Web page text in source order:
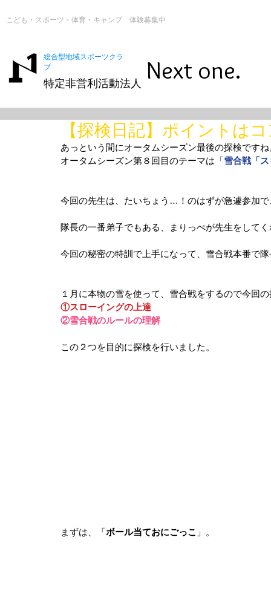
こども・スポーツ・体育・キャンプ 体験募集中
総合型地域スポーツクラ
ブ
特定非営利活動法人 Next one.
【探検日記】ポイントは
あっという間にオータムシーズン最後の探検ですね
オータムシーズン第８回目のテーマは「雪合戦「
今回の先生は、たいちょう…！のはずが急遽参加
隊長の一番弟子でもある、まりっぺが先生をして
今回の秘密の特訓で上手になって、雪合戦本番で
１月に本物の雪を使って、雪合戦をするので今回
①スローイングの上達
②雪合戦のルールの理解
この２つを目的に探検を行いました。
まずは、「ボール当ておにごっこ 」。